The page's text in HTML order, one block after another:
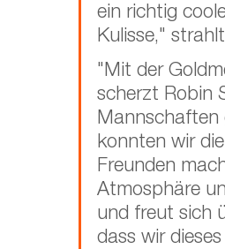
ein richtig
Kulisse,"
"Mit der
scherzt Robin
Mannschaften
konnten wir
Freunden
Atmosphäre
und freut sich
dass wir